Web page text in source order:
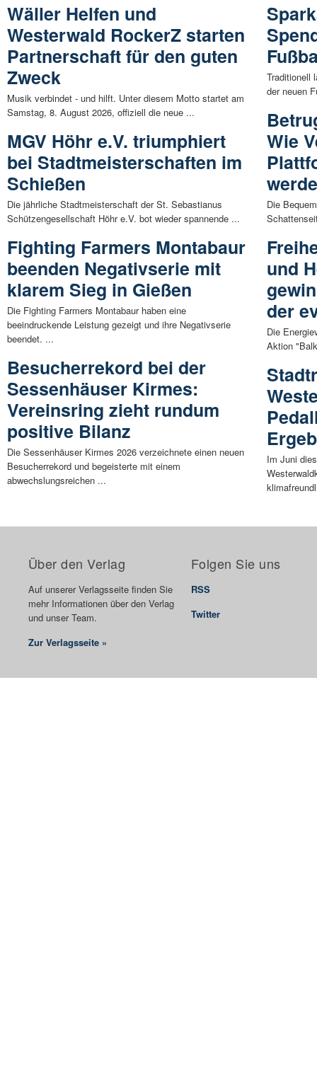
Wäller Helfen und
Westerwald RockerZ starten
Partnerschaft für den guten
Zweck
Musik verbindet - und hilft. Unter diesem Motto startet am
Samstag, 8. August 2026, offiziell die neue ...
MGV Höhr e.V. triumphiert
bei Stadtmeisterschaften im
Schießen
Die jährliche Stadtmeisterschaft der St. Sebastianus
Schützengesellschaft Höhr e.V. bot wieder spannende ...
Fighting Farmers Montabaur
beenden Negativserie mit
klarem Sieg in Gießen
Die Fighting Farmers Montabaur haben eine
beeindruckende Leistung gezeigt und ihre Negativserie
beendet. ...
Besucherrekord bei der
Sessenhäuser Kirmes:
Vereinsring zieht rundum
positive Bilanz
Die Sessenhäuser Kirmes 2026 verzeichnete einen neuen
Besucherrekord und begeisterte mit einem
abwechslungsreichen ...
Traditionell
der neuen
Wie
Die
und
der
Die
Aktion
Im Juni
Über den Verlag
Auf unserer Verlagsseite finden Sie
mehr Informationen über den Verlag
und unser Team.
Zur Verlagsseite »
Folgen Sie uns
RSS
Twitter